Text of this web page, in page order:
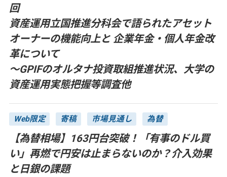
回
資産運用立国推進分科会で語られたアセット
オーナーの機能向上と 企業年金・個人年金改
革について
～GPIFのオルタナ投資取組推進状況、大学の
資産運用実態把握等調査他
Web限定 寄稿 市場見通し 為替
【為替相場】163円台突破！「有事のドル買
い」再燃で円安は止まらないのか？介入効果
と日銀の課題